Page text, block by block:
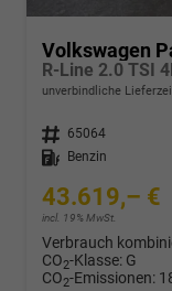
Volkswagen
R-Line 2.0 TSI
unverbindliche
Fahrzeugnr. 65064
Kraftstoff
Benzin
43.619,– €
incl. 19% MwSt.
Verbrauch
CO2-Klasse: G
CO2-Emissionen: